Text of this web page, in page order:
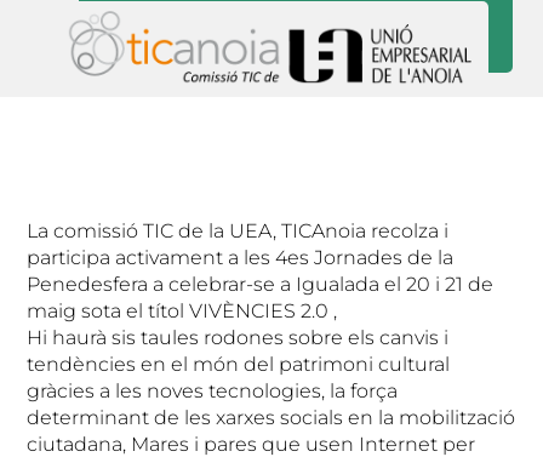
La comissió TIC de la UEA, TICAnoia recolza i
participa activament a les 4es Jornades de la
Penedesfera a celebrar-se a Igualada el 20 i 21 de
maig sota el títol VIVÈNCIES 2.0 ,
Hi haurà sis taules rodones sobre els canvis i
tendències en el món del patrimoni cultural
gràcies a les noves tecnologies, la força
determinant de les xarxes socials en la mobilització
ciutadana, Mares i pares que usen Internet per